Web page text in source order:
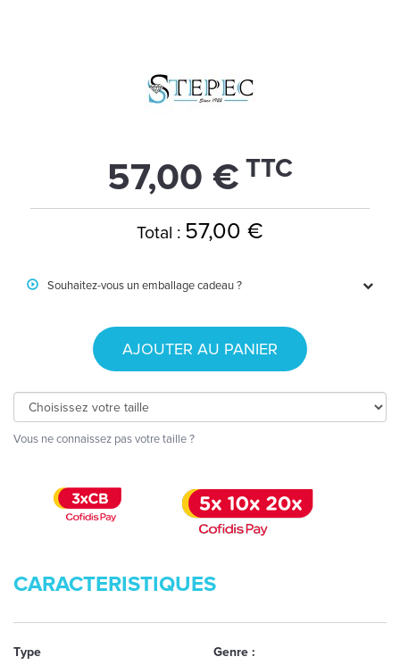
57,00 € TTC
Total : 57,00 €
Souhaitez-vous un emballage cadeau ?
AJOUTER AU PANIER
Vous ne connaissez pas votre taille ?
CARACTERISTIQUES
Type Genre :